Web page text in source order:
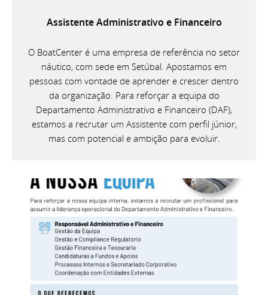
Assistente Administrativo e Financeiro
O BoatCenter é uma empresa de referência no setor
náutico, com sede em Setúbal. Apostamos em
pessoas com vontade de aprender e crescer dentro
da organização. Para reforçar a equipa do
Departamento Administrativo e Financeiro (DAF),
estamos a recrutar um Assistente com perfil júnior,
mas com potencial e ambição para evoluir.